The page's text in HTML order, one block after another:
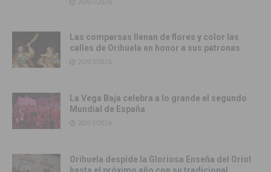
Las comparsas llenan de flores y color las
calles de Orihuela en honor a sus patronas
20/07/2026
La Vega Baja celebra a lo grande el segundo
Mundial de España
20/07/2026
Orihuela despide la Gloriosa Enseña del Oriol